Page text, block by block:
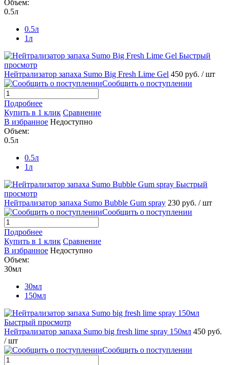
Объем:
0.5л
0.5л
1л
Быстрый
просмотр
Нейтрализатор запаха Sumo Big Fresh Lime Gel 450 руб. / шт
Сообщить о поступлении
Подробнее
Купить в 1 клик Сравнение
В избранное Недоступно
Объем:
0.5л
0.5л
1л
Быстрый
просмотр
Нейтрализатор запаха Sumo Bubble Gum spray 230 руб. / шт
Сообщить о поступлении
Подробнее
Купить в 1 клик Сравнение
В избранное Недоступно
Объем:
30мл
30мл
150мл
Быстрый просмотр
Нейтрализатор запаха Sumo big fresh lime spray 150мл 450 руб.
/ шт
Сообщить о поступлении